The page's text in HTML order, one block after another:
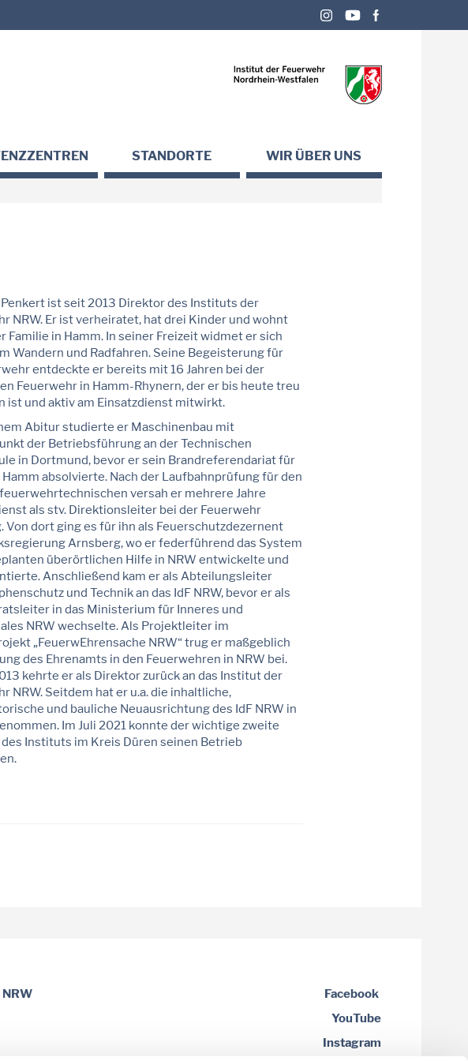
STANDORTE WIR ÜBER UNS
ist seit 2013 Direktor des Instituts der
NRW. Er ist verheiratet, hat drei Kinder und wohnt
Familie in Hamm. In seiner Freizeit widmet er sich
Wandern und Radfahren. Seine Begeisterung für
entdeckte er bereits mit 16 Jahren bei der
Feuerwehr in Hamm-Rhynern, der er bis heute treu
ist und aktiv am Einsatzdienst mitwirkt.
Abitur studierte er Maschinenbau mit
der Betriebsführung an der Technischen
in Dortmund, bevor er sein Brandreferendariat für
absolvierte. Nach der Laufbahnprüfung für den
versah er mehrere Jahre
als stv. Direktionsleiter bei der Feuerwehr
Von dort ging es für ihn als Feuerschutzdezernent
Arnsberg, wo er federführend das System
überörtlichen Hilfe in NRW entwickelte und
Anschließend kam er als Abteilungsleiter
und Technik an das IdF NRW, bevor er als
in das Ministerium für Inneres und
NRW wechselte. Als Projektleiter im
„FeuerwEhrensache NRW“ trug er maßgeblich
des Ehrenamts in den Feuerwehren in NRW bei.
kehrte er als Direktor zurück an das Institut der
NRW. Seitdem hat er u.a. die inhaltliche,
und bauliche Neuausrichtung des IdF NRW in
Im Juli 2021 konnte der wichtige zweite
Instituts im Kreis Düren seinen Betrieb
Facebook
YouTube
Instagram